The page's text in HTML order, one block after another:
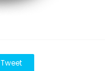
Tweet